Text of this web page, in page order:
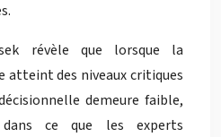
révèle que lorsque la
atteint des niveaux critiques
demeure faible,
dans ce que les experts